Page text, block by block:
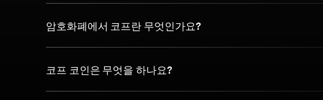
암호화폐에서 코프란 무엇인가요?
코프 코인은 무엇을 하나요?